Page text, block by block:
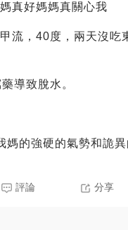
真好媽媽真關心我
流，40度，兩天沒吃
導致脫水。
媽的強硬的氣勢和詭
評論 分享